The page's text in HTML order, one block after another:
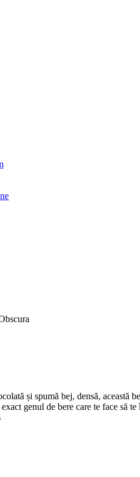
și spumă bej, densă, această
genul de bere care te face să